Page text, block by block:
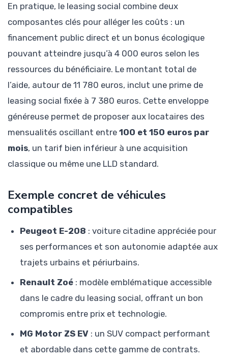
En pratique, le leasing social combine deux
composantes clés pour alléger les coûts : un
financement public direct et un bonus écologique
pouvant atteindre jusqu’à 4 000 euros selon les
ressources du bénéficiaire. Le montant total de
l’aide, autour de 11 780 euros, inclut une prime de
leasing social fixée à 7 380 euros. Cette enveloppe
généreuse permet de proposer aux locataires des
mensualités oscillant entre 100 et 150 euros par
mois, un tarif bien inférieur à une acquisition
classique ou même une LLD standard.
Exemple concret de véhicules
compatibles
Peugeot E-208 : voiture citadine appréciée pour
ses performances et son autonomie adaptée aux
trajets urbains et périurbains.
Renault Zoé : modèle emblématique accessible
dans le cadre du leasing social, offrant un bon
compromis entre prix et technologie.
MG Motor ZS EV : un SUV compact performant
et abordable dans cette gamme de contrats.